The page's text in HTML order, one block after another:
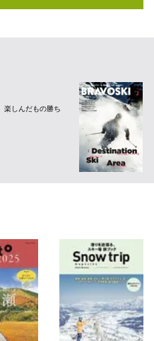
楽しんだもの勝ち